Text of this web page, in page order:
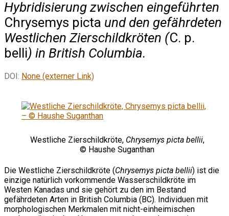
Hybridisierung zwischen eingeführten
Chrysemys picta und den gefährdeten
Westlichen Zierschildkröten (C. p.
belli) in British Columbia.
DOI: None (externer Link)
Westliche Zierschildkröte, Chrysemys picta bellii,
© Haushe Suganthan
Die Westliche Zierschildkröte (Chrysemys picta bellii) ist die
einzige natürlich vorkommende Wasserschildkröte im
Westen Kanadas und sie gehört zu den im Bestand
gefährdeten Arten in British Columbia (BC). Individuen mit
morphologischen Merkmalen mit nicht-einheimischen